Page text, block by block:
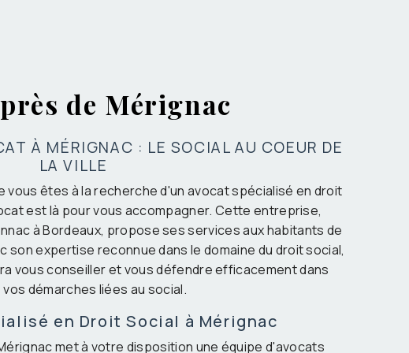
de Mérignac
À MÉRIGNAC : LE SOCIAL AU COEUR DE
LA VILLE
vous êtes à la recherche d'un avocat spécialisé en droit
est là pour vous accompagner. Cette entreprise,
à Bordeaux, propose ses services aux habitants de
son expertise reconnue dans le domaine du droit social,
vous conseiller et vous défendre efficacement dans
démarches liées au social.
en Droit Social à Mérignac
met à votre disposition une équipe d'avocats